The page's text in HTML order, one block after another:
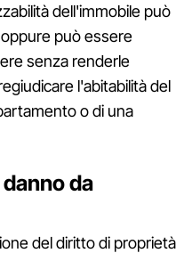
dell'immobile può
può essere
senza renderle
l'abitabilità del
o di una
da
del diritto di proprietà